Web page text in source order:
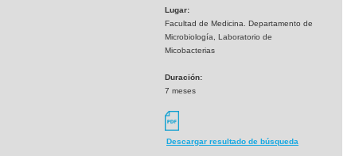
Lugar:
Facultad de Medicina. Departamento de
Microbiología, Laboratorio de
Micobacterias
Duración:
7 meses
Descargar resultado de búsqueda